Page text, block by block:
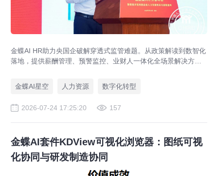
金蝶AI HR助力央国企破解穿透式监管难题。从政策解读到数智化
落地，提供薪酬管理、预警监控、业财人一体化全场景解决方
金蝶AI星空
人力资源 数字化转型
2026-07-24 17:25:20 157
金蝶AI套件KDView可视化浏览器：图纸可视
化协同与研发制造协同